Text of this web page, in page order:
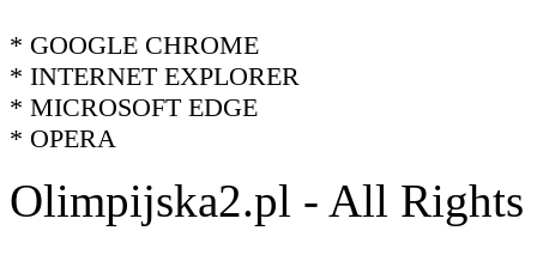
* GOOGLE CHROME
* INTERNET EXPLORER
* MICROSOFT EDGE
* OPERA
Olimpijska2.pl - All Rights